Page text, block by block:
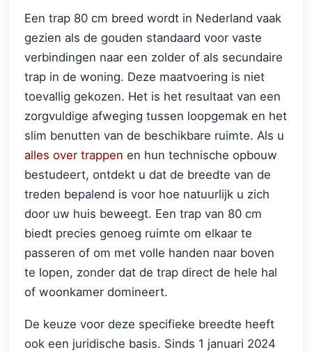
Een trap 80 cm breed wordt in Nederland vaak
gezien als de gouden standaard voor vaste
verbindingen naar een zolder of als secundaire
trap in de woning. Deze maatvoering is niet
toevallig gekozen. Het is het resultaat van een
zorgvuldige afweging tussen loopgemak en het
slim benutten van de beschikbare ruimte. Als u
alles over trappen en hun technische opbouw
bestudeert, ontdekt u dat de breedte van de
treden bepalend is voor hoe natuurlijk u zich
door uw huis beweegt. Een trap van 80 cm
biedt precies genoeg ruimte om elkaar te
passeren of om met volle handen naar boven
te lopen, zonder dat de trap direct de hele hal
of woonkamer domineert.
De keuze voor deze specifieke breedte heeft
ook een juridische basis. Sinds 1 januari 2024